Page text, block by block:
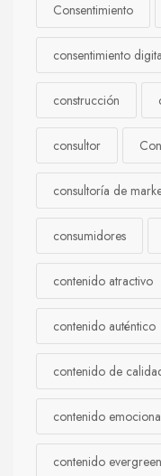
Consentimiento
consentimiento
construcción
consultor
consultoría de
consumidores
contenido atractivo
contenido auténtico
contenido de
contenido
contenido evergreen